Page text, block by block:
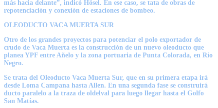
más hacia delante”, indicó Hösel. En ese caso, se tata de obras de
repotenciación y conexión de estaciones de bombeo.
OLEODUCTO VACA MUERTA SUR
Otro de los grandes proyectos para potenciar el polo exportador de
crudo de Vaca Muerta es la construcción de un nuevo oleoducto que
planea YPF entre Añelo y la zona portuaria de Punta Colorada, en Río
Negro.
Se trata del Oleoducto Vaca Muerta Sur, que en su primera etapa irá
desde Loma Campana hasta Allen. En una segunda fase se construirá
ducto paralelo a la traza de oldelval para luego llegar hasta el Golfo
San Matías.